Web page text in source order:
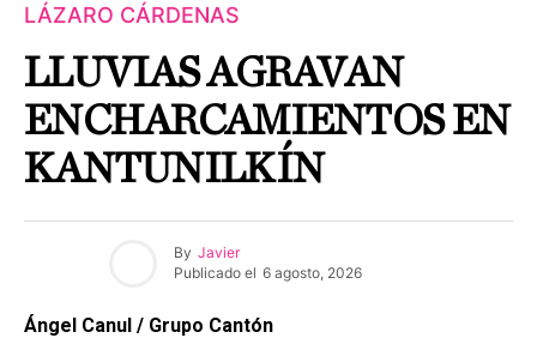
LÁZARO CÁRDENAS
LLUVIAS AGRAVAN
ENCHARCAMIENTOS EN
KANTUNILKÍN
By Javier
Publicado el 6 agosto, 2026
Ángel Canul / Grupo Cantón